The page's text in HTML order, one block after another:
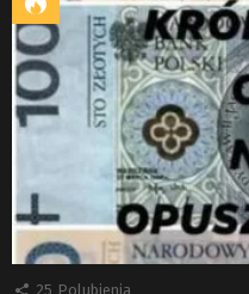
25 Polubienia